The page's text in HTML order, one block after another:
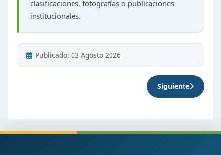
clasificaciones, fotografías o publicaciones
institucionales.
Publicado: 03 Agosto 2026
Artículo
Siguiente